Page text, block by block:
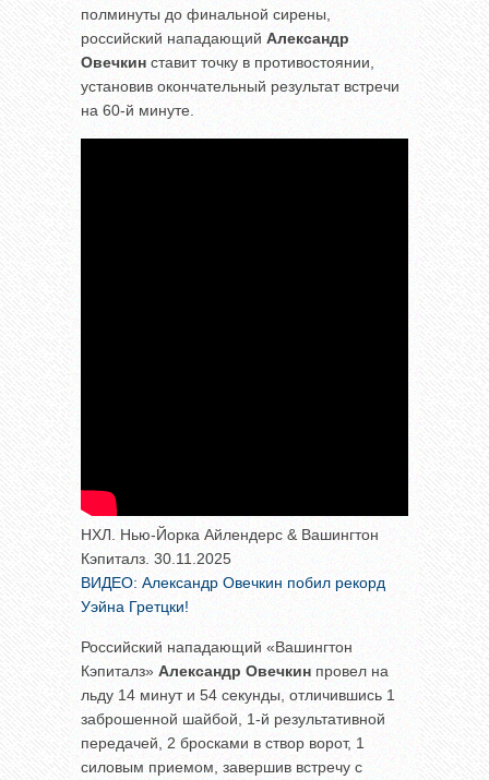
полминуты до финальной сирены,
российский нападающий Александр
Овечкин ставит точку в противостоянии,
установив окончательный результат встречи
на 60-й минуте.
НХЛ. Нью-Йорка Айлендерс & Вашингтон
Кэпиталз. 30.11.2025
ВИДЕО: Александр Овечкин побил рекорд
Уэйна Гретцки!
Российский нападающий «Вашингтон
Кэпиталз» Александр Овечкин провел на
льду 14 минут и 54 секунды, отличившись 1
заброшенной шайбой, 1-й результативной
передачей, 2 бросками в створ ворот, 1
силовым приемом, завершив встречу с